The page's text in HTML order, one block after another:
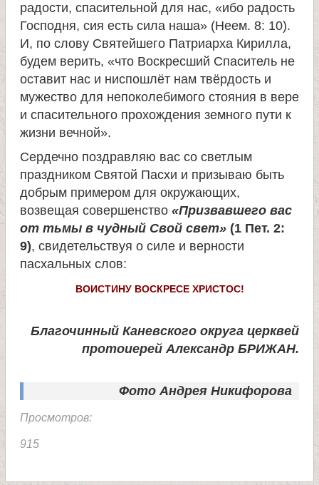
н
и
к
а
и
ц
е
е
л
радости, спасительной для нас, «ибо радость
Господня, сия есть сила наша» (Неем. 8: 10).
И, по слову Святейшего Патриарха Кирилла,
будем верить, «что Воскресший Спаситель не
оставит нас и ниспошлёт нам твёрдость и
мужество для непоколебимого стояния в вере
и спасительного прохождения земного пути к
жизни вечной».
Сердечно поздравляю вас со светлым
праздником Святой Пасхи и призываю быть
добрым примером для окружающих,
возвещая совершенство «Призвавшего вас
от тьмы в чудный Свой свет» (1 Пет. 2:
9), свидетельствуя о силе и верности
пасхальных слов:
ВОИСТИНУ ВОСКРЕСЕ ХРИСТОС!
Благочинный Каневского округа церквей
протоиерей Александр БРИЖАН.
Фото Андрея Никифорова
Просмотров:
915